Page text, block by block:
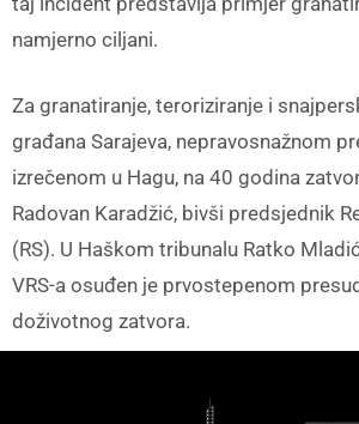
namjerno ciljani.
Za granatiranje, teroriziranje i
građana Sarajeva, nepravosnažnom
izrečenom u Hagu, na 40 godina
Radovan Karadžić, bivši predsjednik
(RS). U Haškom tribunalu Ratko
VRS-a osuđen je prvostepenom
doživotnog zatvora.